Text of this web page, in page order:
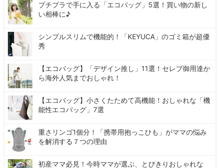
プチプラで手に入る「エコバッグ」5選！買い物の新し
い相棒に♪
シンプルスリムで機能的！「KEYUCA」のゴミ箱が超優
秀
【エコバッグ】「デザイン推し」11選！セレブ御用達か
ら海外人気までおしゃれ！
【エコバッグ】小さくたためて高機能！おしゃれな「機
能性エコバッグ」7選
重さリンゴ1個分！「携帯用抱っこひも」がママの悩み
を解消する７つの理由
初産ママ必見！今時ママが選ぶ、とびきりおしゃれな